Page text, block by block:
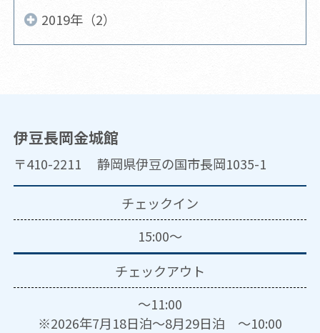
2019年（2）
伊豆長岡金城館
〒410-2211 静岡県伊豆の国市長岡1035-1
チェックイン
15:00～
チェックアウト
～11:00
※2026年7月18日泊～8月29日泊 ～10:00